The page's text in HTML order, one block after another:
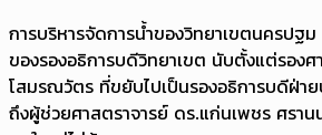
การบริหารจัดการน้ำของวิทยาเขตนครปฐม
ของรองอธิการบดีวิทยาเขต นับตั้งแต่รอง
โสมรณวัตร ที่ขยับไปเป็นรองอธิการบดีฝ่าย
ถึงผู้ช่วยศาสตราจารย์ ดร.แก่นเพชร ศรา